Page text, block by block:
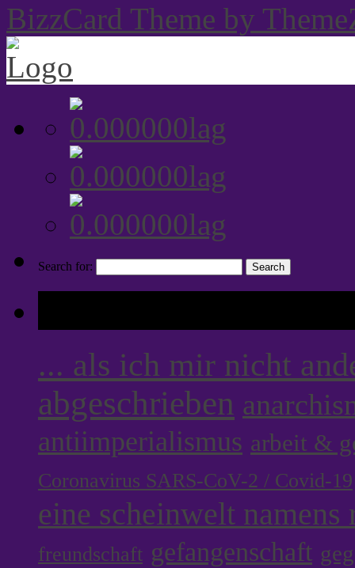
BizzCard Theme by
Search for:
... als ich mir nicht
abgeschrieben
antiimperialismus arbeit &
Coronavirus SARS-CoV-2 / Covid-19
eine scheinwelt namens
freundschaft gefangenschaft